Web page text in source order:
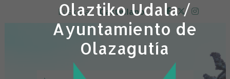
Olaztiko Udala /
Ayuntamiento de
Olazagutía
Euskara Castellano facebook
twitter